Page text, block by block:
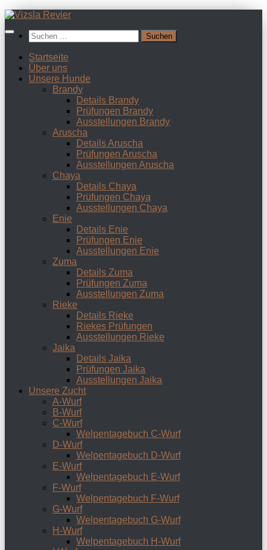
Zum
springenSuchen
nach:
Startseite
Über uns
Unsere Hunde
Brandy
Details Brandy
Prüfungen Brandy
Ausstellungen Brandy
Aruscha
Details Aruscha
Prüfungen Aruscha
Ausstellungen Aruscha
Chaya
Details Chaya
Prüfungen Chaya
Ausstellungen Chaya
Enie
Details Enie
Prüfungen Enie
Ausstellungen Enie
Zuma
Details Zuma
Prüfungen Zuma
Ausstellungen Zuma
Rieke
Details Rieke
Riekes Prüfungen
Ausstellungen Rieke
Jaika
Details Jaika
Prüfungen Jaika
Ausstellungen Jaika
Unsere Zucht
A-Wurf
B-Wurf
C-Wurf
Welpentagebuch C-Wurf
D-Wurf
Welpentagebuch D-Wurf
E-Wurf
Welpentagebuch E-Wurf
F-Wurf
Welpentagebuch F-Wurf
G-Wurf
Welpentagebuch G-Wurf
H-Wurf
Welpentagebuch H-Wurf